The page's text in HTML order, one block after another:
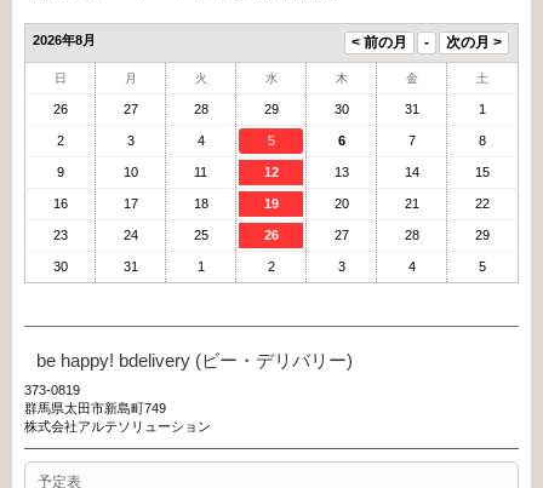
2026年8月
日 月 火 水 木 金 土
26 27 28 29 30 31 1
2 3 4 5 6 7 8
9 10 11 12 13 14 15
16 17 18 19 20 21 22
23 24 25 26 27 28 29
30 31 1 2 3 4 5
be happy! bdelivery (ビー・デリバリー)
373-0819
群馬県太田市新島町749
株式会社アルテソリューション
予定表